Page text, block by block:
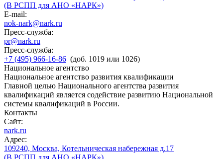
(В РСПП для АНО «НАРК»)
E-mail:
nok-nark@nark.ru
Пресс-служба:
pr@nark.ru
Пресс-служба:
+7 (495) 966-16-86 (доб. 1019 или 1026)
Национальное агентство
Национальное агентство развития квалификации
Главной целью Национального агентства развития
квалификаций является содействие развитию Национальной
системы квалификаций в России.
Контакты
Сайт:
nark.ru
Адрес:
109240, Москва, Котельническая набережная д.17
(В РСПП для АНО «НАРК»)